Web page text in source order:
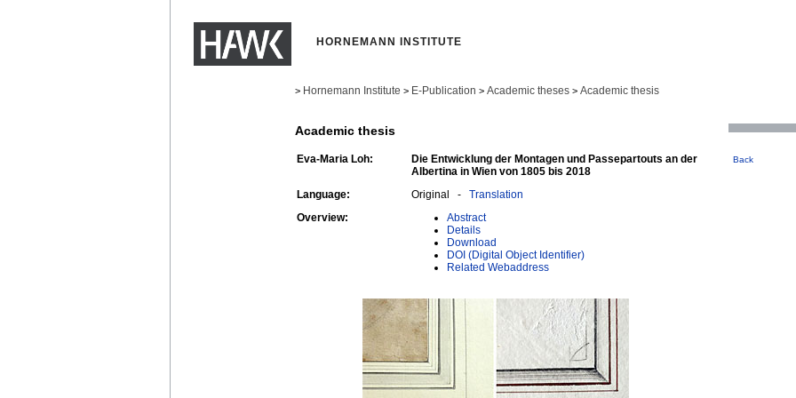
HORNEMANN INSTITUTE
> Hornemann Institute > E-Publication > Academic theses > Academic thesis
Academic thesis
Eva-Maria Loh:
Die Entwicklung der Montagen und Passepartouts an der
Albertina in Wien von 1805 bis 2018
Back
Language: Original - Translation
Overview:
Abstract
Details
Download
DOI (Digital Object Identifier)
Related Webaddress